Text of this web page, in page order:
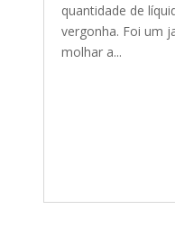
quantidade de
vergonha. Foi um
molhar a...